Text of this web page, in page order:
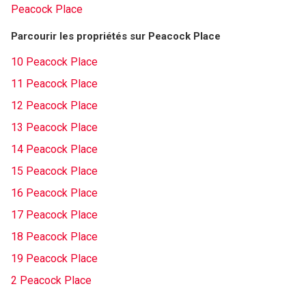
Peacock Place
Parcourir les propriétés sur Peacock Place
10 Peacock Place
11 Peacock Place
12 Peacock Place
13 Peacock Place
14 Peacock Place
15 Peacock Place
16 Peacock Place
17 Peacock Place
18 Peacock Place
19 Peacock Place
2 Peacock Place